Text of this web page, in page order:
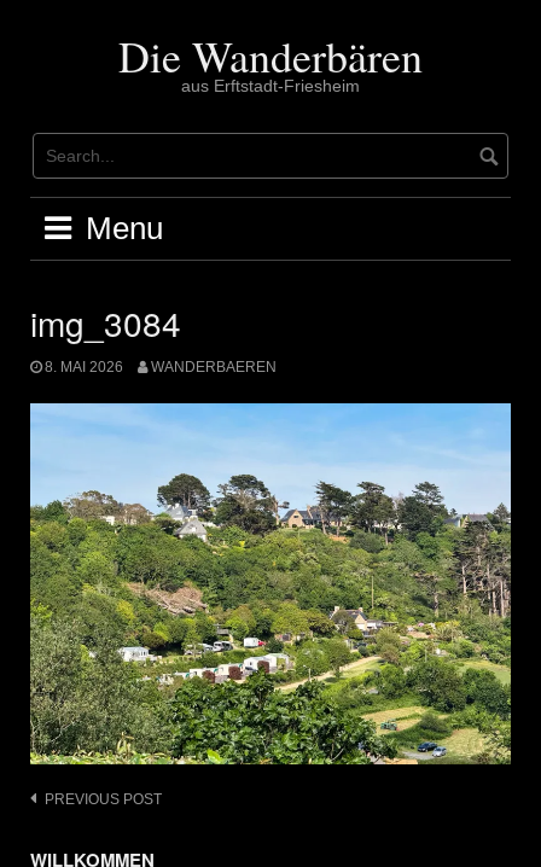
Die Wanderbären
aus Erftstadt-Friesheim
Menu
img_3084
8. MAI 2026 WANDERBAEREN
Post
PREVIOUS POST
WILLKOMMEN